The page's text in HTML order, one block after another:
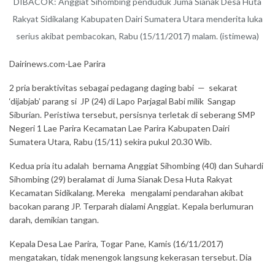
Rakyat Sidikalang Kabupaten Dairi Sumatera Utara menderita luka
serius akibat pembacokan, Rabu (15/11/2017) malam. (istimewa)
Dairinews.com-Lae Parira
2 pria beraktivitas sebagai pedagang daging babi — sekarat
‘dijabjab’ parang si JP (24) di Lapo Parjagal Babi milik Sangap
Siburian. Peristiwa tersebut, persisnya terletak di seberang SMP
Negeri 1 Lae Parira Kecamatan Lae Parira Kabupaten Dairi
Sumatera Utara, Rabu (15/11) sekira pukul 20.30 Wib.
Kedua pria itu adalah bernama Anggiat Sihombing (40) dan Suhardi
Sihombing (29) beralamat di Juma Sianak Desa Huta Rakyat
Kecamatan Sidikalang. Mereka mengalami pendarahan akibat
bacokan parang JP. Terparah dialami Anggiat. Kepala berlumuran
darah, demikian tangan.
Kepala Desa Lae Parira, Togar Pane, Kamis (16/11/2017)
mengatakan, tidak menengok langsung kekerasan tersebut. Dia